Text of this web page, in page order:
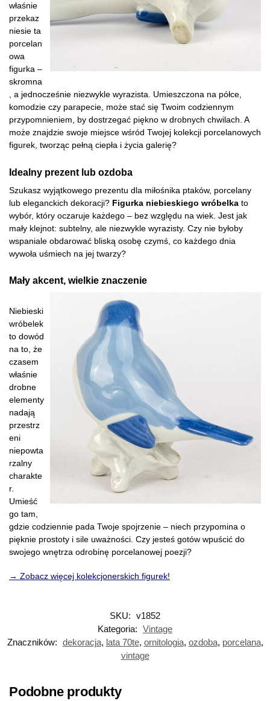
właśnie
przekaz
niesie ta
porcelan
owa
figurka –
skromna
, a jednocześnie niezwykle wyrazista. Umieszczona na półce,
komodzie czy parapecie, może stać się Twoim codziennym
przypomnieniem, by dostrzegać piękno w drobnych chwilach. A
może znajdzie swoje miejsce wśród Twojej kolekcji porcelanowych
figurek, tworząc pełną ciepła i życia galerię?
Idealny prezent lub ozdoba
Szukasz wyjątkowego prezentu dla miłośnika ptaków, porcelany
lub eleganckich dekoracji? Figurka niebieskiego wróbelka to
wybór, który oczaruje każdego – bez względu na wiek. Jest jak
mały klejnot: subtelny, ale niezwykle wyrazisty. Czy nie byłoby
wspaniale obdarować bliską osobę czymś, co każdego dnia
wywoła uśmiech na jej twarzy?
Mały akcent, wielkie znaczenie
Niebieski
wróbelek
to dowód
na to, że
czasem
właśnie
drobne
elementy
nadają
przestrz
eni
niepowta
rzalny
charakte
r.
Umieść
go tam,
gdzie codziennie pada Twoje spojrzenie – niech przypomina o
pięknie prostoty i sile uważności. Czy jesteś gotów wpuścić do
swojego wnętrza odrobinę porcelanowej poezji?
→ Zobacz więcej kolekcjonerskich figurek!
SKU: v1852
Kategoria: Vintage
Znaczników: dekoracja, lata 70te, ornitologia, ozdoba, porcelana,
vintage
Podobne produkty